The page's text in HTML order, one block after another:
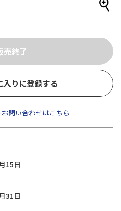
入りに登録する
問い合わせはこちら
15日
31日